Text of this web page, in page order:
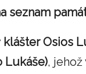
seznam
klášter Osios
Lukáše),